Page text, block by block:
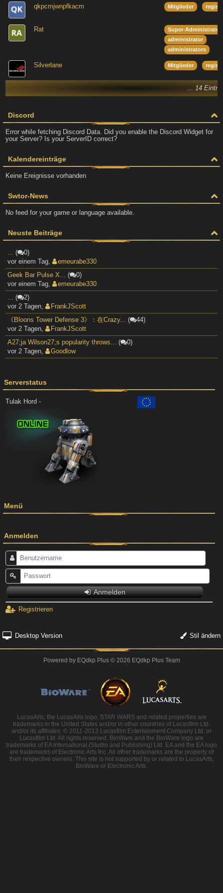
Discord
Error while fetching Discord Data. Did you enable the Discord Widget for
your Server? Is your ServerID correct?
Kalendereinträge
Keine Ereignisse vorhanden
Swtor-News
No feed for your game or language available.
Neuste Beiträge
... (
0)
vor einem Tag,
emeurabe330
Geek Bar Pulse X... (
0)
vor einem Tag,
emeurabe330
... (
2)
vor 2 Tagen,
FrankJScott
《Bloons Tower Defense 3》：在Crazy... (
44)
vor 2 Tagen,
FrankJScott
A27;ja Wilson27;s popularity throws... (
0)
vor 2 Tagen, Goodlow
qkpcmjwnpfkacm Mitglieder
Rat
Super-
administrator
administrators
Silverlane Mitglieder
... 14
Serverstatus
Tulak Hord -
Menü
Anmelden
Anmelden
Registrieren
Desktop Version Stil ändern
Powered by EQdkp Plus© 2026 EQdkp Plus Team
LucasArts, the LucasArts logo, STAR WARS and related properties are
trademarks in the United States and/or in other countries of Lucasfilm Ltd.
and/or its affiliates. © 2011-2012 Lucasfilm Entertainment Company Ltd. or
Lucasfilm Ltd. All rights reserved. BioWare and the BioWare logo are
trademarks of EA International (Studio and Publishing) Ltd. EA and the EA logo
are trademarks of Electronic Arts Inc. All other trademarks are the property of
their respective owners. This site is not supported by or related to LucasArts,
BioWare or Electronic Arts.